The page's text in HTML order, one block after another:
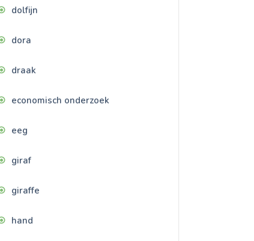
dolfijn
dora
draak
economisch onderzoek
eeg
giraf
giraffe
hand